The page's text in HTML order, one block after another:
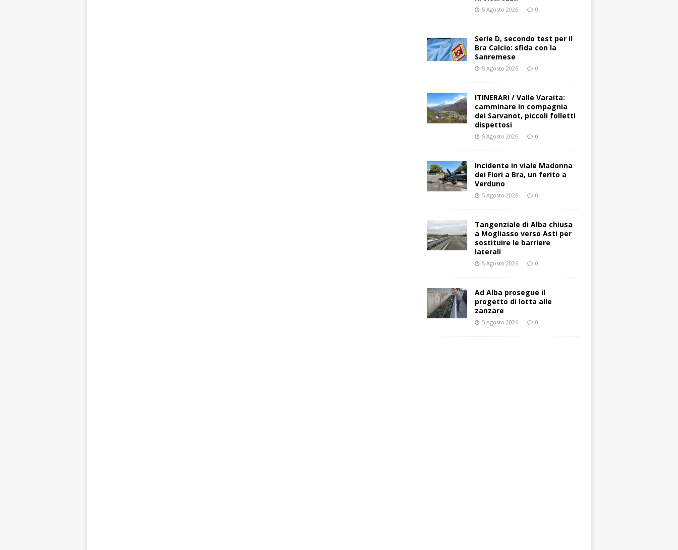
5 Agosto 2026 0
Serie D, secondo test per il
Bra Calcio: sfida con la
Sanremese
5 Agosto 2026 0
ITINERARI / Valle Varaita:
camminare in compagnia
dei Sarvanot, piccoli folletti
dispettosi
5 Agosto 2026 0
Incidente in viale Madonna
dei Fiori a Bra, un ferito a
Verduno
5 Agosto 2026 0
Tangenziale di Alba chiusa
a Mogliasso verso Asti per
sostituire le barriere
laterali
5 Agosto 2026 0
Ad Alba prosegue il
progetto di lotta alle
zanzare
5 Agosto 2026 0